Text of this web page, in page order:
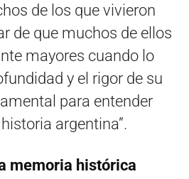
de los que vivieron
de que muchos de ellos
mayores cuando lo
y el rigor de su
para entender
argentina”.
memoria histórica